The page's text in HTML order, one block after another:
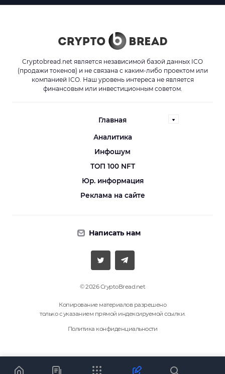
Cryptobread.net является независимой базой данных ICO
(продажи токенов) и не связана с каким-либо проектом или
компанией ICO. Наш уровень интереса не является
финансовым или инвестиционным советом.
Главная
Аналитика
Инфошум
ТОП 100 NFT
Юр. информация
Реклама на сайте
Написать нам
© 2026 CryptoBread.net
Копирование материалов разрешено
только с указанием прямой индексируемой ссылки.
Политика конфиденциальности